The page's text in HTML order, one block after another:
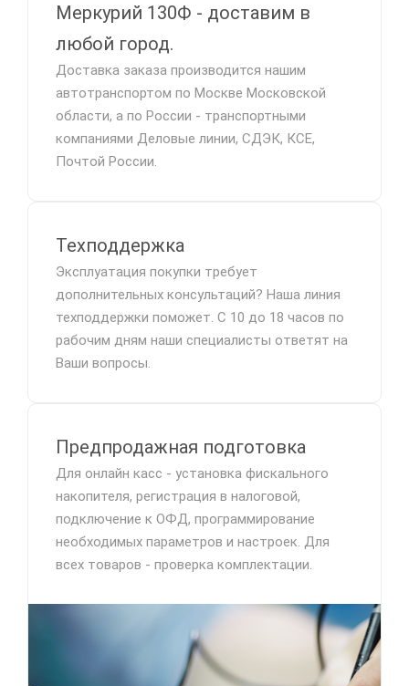
Меркурий 130Ф - доставим в
любой город.
Доставка заказа производится нашим
автотранспортом по Москве Московской
области, а по России - транспортными
компаниями Деловые линии, СДЭК, КСЕ,
Почтой России.
Техподдержка
Эксплуатация покупки требует
дополнительных консультаций? Наша линия
техподдержки поможет. С 10 до 18 часов по
рабочим дням наши специалисты ответят на
Ваши вопросы.
Предпродажная подготовка
Для онлайн касс - установка фискального
накопителя, регистрация в налоговой,
подключение к ОФД, программирование
необходимых параметров и настроек. Для
всех товаров - проверка комплектации.